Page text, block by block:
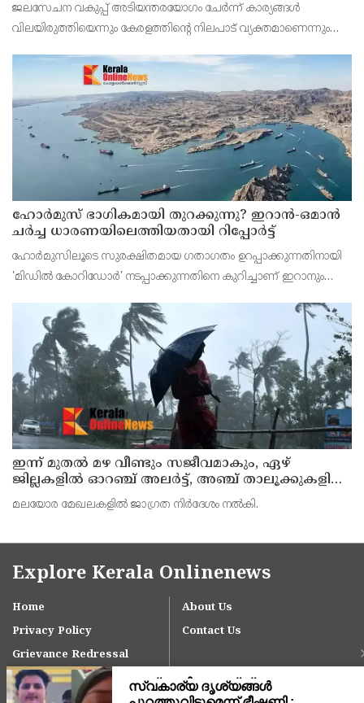
ജലസേചന വകുപ്പ് അടിയന്തരയോഗം ചേര്‍ന്ന് കാര്യങ്ങള്‍
വിലയിരുത്തിയെന്നും കേരളത്തിന്റെ നിലപാട് വ്യക്തമാണെന്നും
ഹോര്‍മുസ് ഭാഗികമായി തുറക്കുന്നു? ഇറാന്‍-ഒമാന്‍
ചര്‍ച്ച ധാരണയിലെത്തിയതായി റിപ്പോര്‍ട്ട്
ഹോര്‍മുസിലൂടെ സുരക്ഷിതമായ ഗതാഗതം ഉറപ്പാക്കുന്നതിനായി
'മിഡില്‍ കോറിഡോര്‍' നടപ്പാക്കുന്നതിനെ കുറിച്ചാണ് ഇറാനും
ഇന്ന് മുതല്‍ മഴ വീണ്ടും സജീവമാകും, ഏഴ്
ജില്ലകളില്‍ ഓറഞ്ച് അലര്‍ട്ട്, അഞ്ച് താലൂക്കുകളില്‍
മലയോര മേഖലകളില്‍ ജാഗ്രത നിര്‍ദേശം നല്‍കി.
Explore Kerala Onlinenews
Home
About Us
Privacy Policy
Contact Us
Grievance Redressal